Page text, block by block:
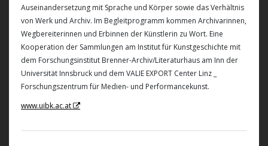
Auseinandersetzung mit Sprache und Körper sowie das Verhältnis
von Werk und Archiv. Im Begleitprogramm kommen Archivarinnen,
Wegbereiterinnen und Erbinnen der Künstlerin zu Wort. Eine
Kooperation der Sammlungen am Institut für Kunstgeschichte mit
dem Forschungsinstitut Brenner-Archiv/Literaturhaus am Inn der
Universität Innsbruck und dem VALIE EXPORT Center Linz _
Forschungszentrum für Medien- und Performancekunst.
www.uibk.ac.at